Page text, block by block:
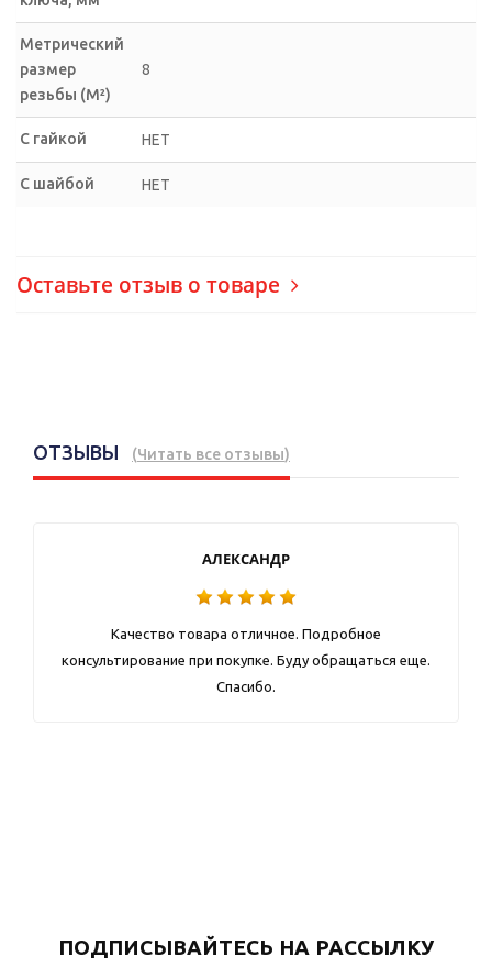
Метрический
размер
резьбы (М²)
8
С гайкой НЕТ
С шайбой НЕТ
Оставьте отзыв о товаре
ОТЗЫВЫ (Читать все отзывы)
АЛЕКСАНДР
Качество товара отличное. Подробное
консультирование при покупке. Буду обращаться еще.
Спасибо.
ПОДПИСЫВАЙТЕСЬ НА РАССЫЛКУ